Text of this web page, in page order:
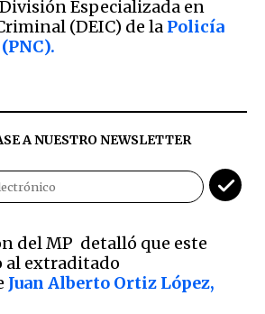
Especializada en
(DEIC) de la Policía
A NUESTRO NEWSLETTER
del MP detalló que este
al extraditado
Juan Alberto Ortiz López,